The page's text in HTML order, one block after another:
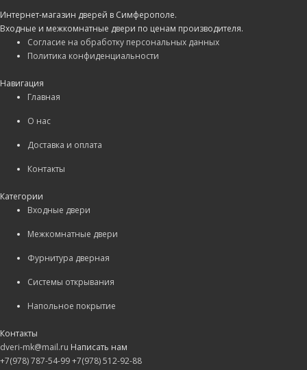
Интернет-магазин дверей в Симферополе.
Входные и межкомнатные двери по ценам производителя.
Согласие на обработку персональных данных
Политика конфиденциальности
Навигация
Главная
О нас
Доставка и оплата
Контакты
Категории
Входные двери
Межкомнатные двери
Фурнитура дверная
Системы открывания
Напольное покрытие
Контакты
dveri-mk@mail.ru Написать нам
+7(978) 787-54-99+7(978) 512-92-88